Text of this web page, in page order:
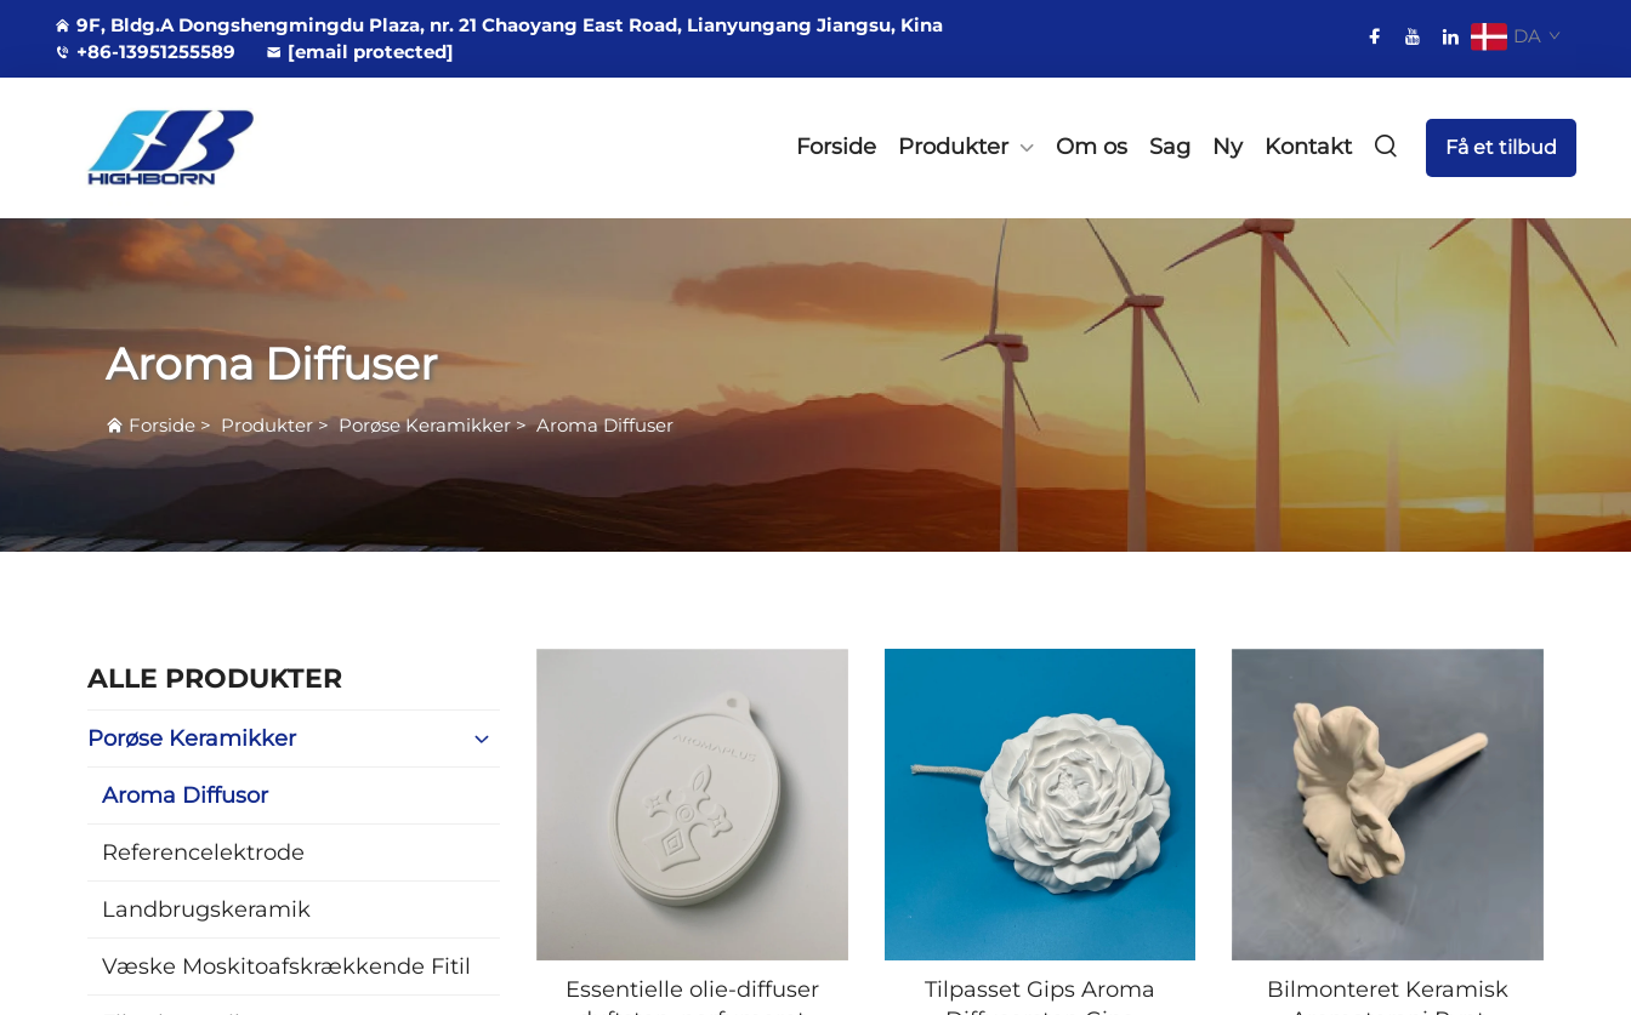
9F, Bldg.A Dongshengmingdu Plaza, nr. 21 Chaoyang East Road, Lianyungang Jiangsu, Kina
+86-13951255589
[email protected]
DA
Forside Produkter Om os Sag Ny Kontakt Få et tilbud
Aroma Diffuser
Forside > Produkter>Porøse Keramikker>Aroma Diffuser
ALLE PRODUKTER
Porøse Keramikker
Aroma Diffusor
Referencelektrode
Landbrugskeramik
Væske Moskitoafskrækkende Fitil
Essentielle olie-diffuser
Tilpasset Gips Aroma
Bilmonteret Keramisk